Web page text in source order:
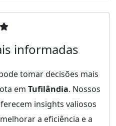
informadas
tomar decisões mais
em Tufilândia. Nossos
insights valiosos
a eficiência e a